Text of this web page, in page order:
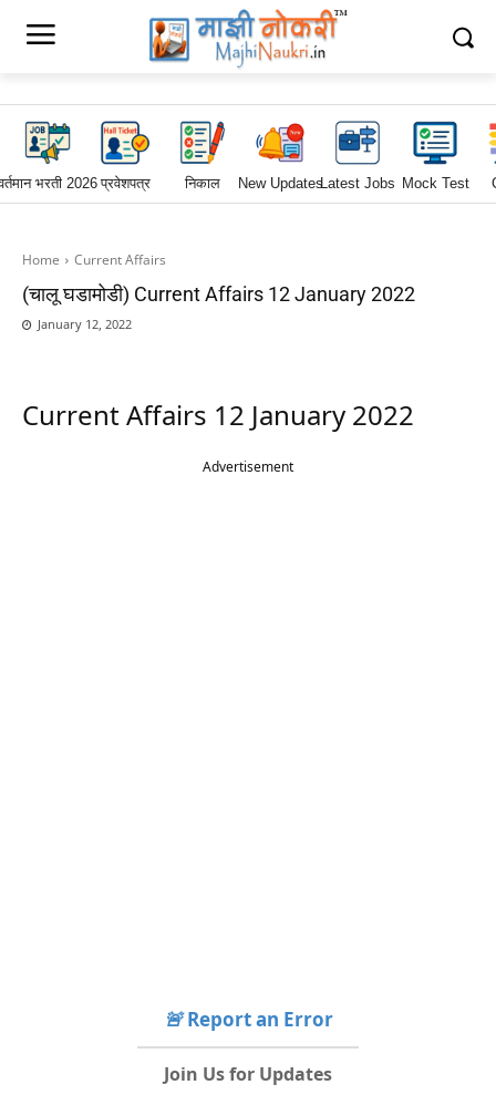
भरती 2026प्रवेशपत्र निकाल New UpdatesLatest Jobs Mock Test
Home Current Affairs
(चालू घडामोडी) Current Affairs 12 January 2022
January 12, 2022
Current Affairs 12 January 2022
Advertisement
🚨Report an Error
Join Us for Updates